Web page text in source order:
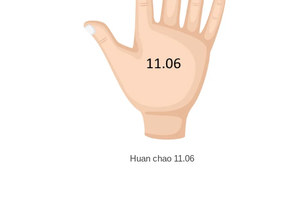
11.06 Huan chao